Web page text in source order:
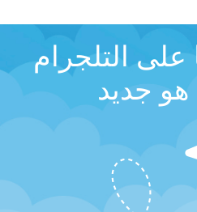
على التلجرام
جديد